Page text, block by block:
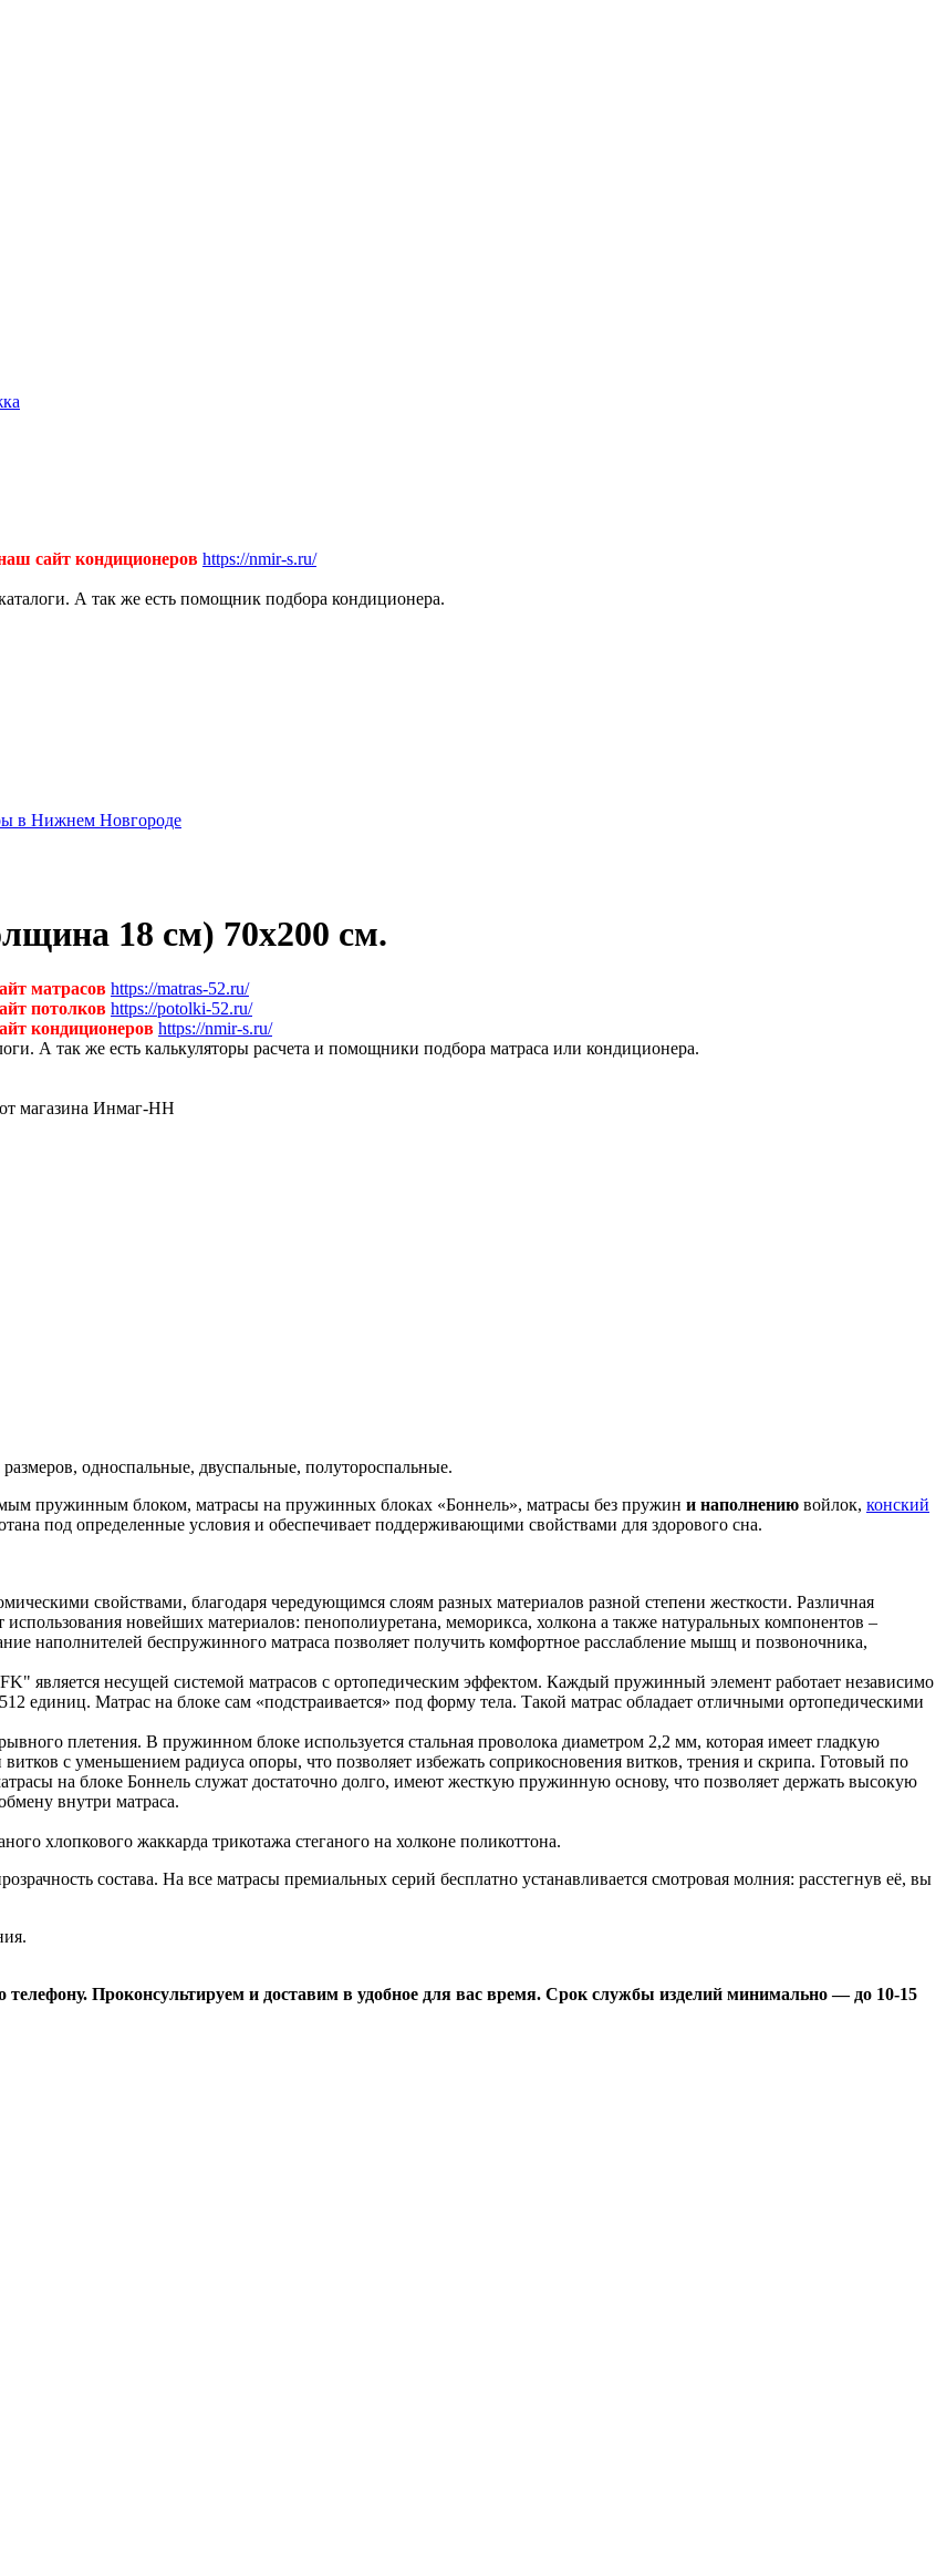
сайт кондиционеров https://nmir-s.ru/
А так же есть помощник подбора кондиционера.
в Нижнем Новгороде
18 см) 70х200 см.
матрасов https://matras-52.ru/
потолков https://potolki-52.ru/
кондиционеров https://nmir-s.ru/
А так же есть калькуляторы расчета и помощники подбора матраса или кондиционера.
односпальные, двуспальные, полутороспальные.
пружинным блоком, матрасы на пружинных блоках «Боннель», матрасы без пружин и наполнению войлок, конский
под определенные условия и обеспечивает поддерживающими свойствами для здорового сна.
свойствами, благодаря чередующимся слоям разных материалов разной степени жесткости. Различная
использования новейших материалов: пенополиуретана, меморикса, холкона а также натуральных компонентов –
наполнителей беспружинного матраса позволяет получить комфортное расслабление мышц и позвоночника,
является несущей системой матрасов с ортопедическим эффектом. Каждый пружинный элемент работает независимо
единиц. Матрас на блоке сам «подстраивается» под форму тела. Такой матрас обладает отличными ортопедическими
плетения. В пружинном блоке используется стальная проволока диаметром 2,2 мм, которая имеет гладкую
с уменьшением радиуса опоры, что позволяет избежать соприкосновения витков, трения и скрипа. Готовый по
на блоке Боннель служат достаточно долго, имеют жесткую пружинную основу, что позволяет держать высокую
внутри матраса.
хлопкового жаккарда трикотажа стеганого на холконе поликоттона.
состава. На все матрасы премиальных серий бесплатно устанавливается смотровая молния: расстегнув её, вы
Проконсультируем и доставим в удобное для вас время. Срок службы изделий минимально — до 10-15